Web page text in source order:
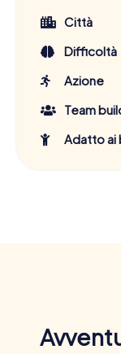
Città
Difficoltà
Azione
Team
Adatto ai